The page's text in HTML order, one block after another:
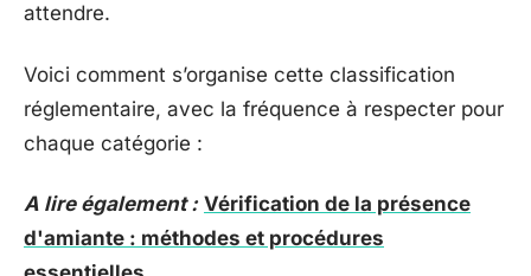
attendre.
Voici comment s’organise cette classification
réglementaire, avec la fréquence à respecter pour
chaque catégorie :
A lire également : Vérification de la présence
d'amiante : méthodes et procédures